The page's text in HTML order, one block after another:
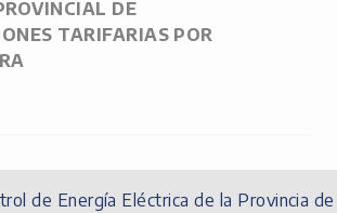
DE
TARIFARIAS POR
de Energía Eléctrica de la Provincia de